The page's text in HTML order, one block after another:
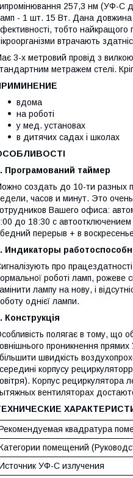
257,3 нм (УФ-С
- 1 шт. 15 Вт. Дана довжина
тобто найкращого
втрачають
3-х метровий провід з
метражем стелі.
вдома
на роботі
у мед. установах
в дитячих садах і школах
Програмований таймер
создать до 10-ти разных
часов и минут. Это
Вашего офиса:
до 18:30 с
перерыв + в
Индикаторы
про
роботі ламп, рожеве
лампу на нову, і
однієї лампи.
Конструкція
полягає в тому, що
проникнення
швидкість
корпусу
Корпус рециркулятора
вентиляторах
квадратура
помещений
УФ-С излучения